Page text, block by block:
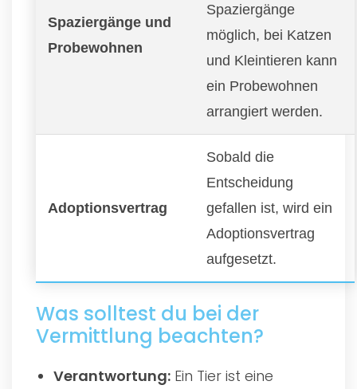
Spaziergänge und
Probewohnen
Spaziergänge
möglich, bei Katzen
und Kleintieren kann
ein Probewohnen
arrangiert werden.
Adoptionsvertrag
Sobald die
Entscheidung
gefallen ist, wird ein
Adoptionsvertrag
aufgesetzt.
Was solltest du bei der
Vermittlung beachten?
Verantwortung: Ein Tier ist eine